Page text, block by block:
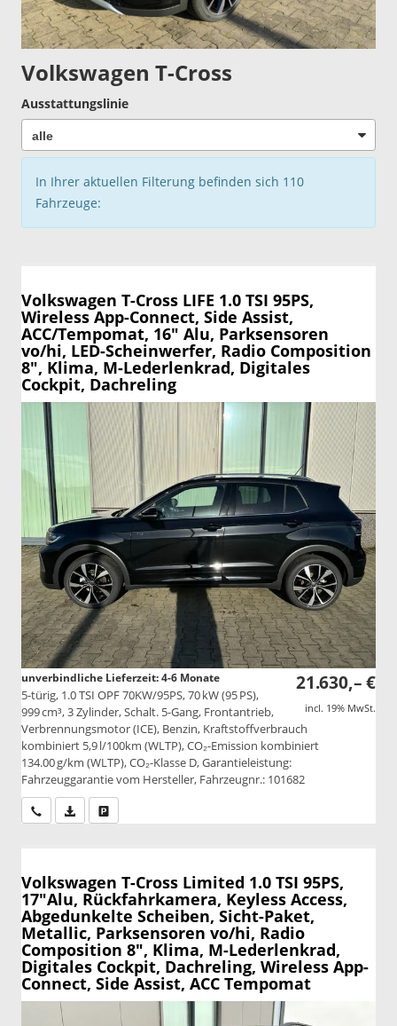
Volkswagen T-Cross
Ausstattungslinie
In Ihrer aktuellen Filterung befinden sich 110
Fahrzeuge:
Volkswagen T-Cross LIFE 1.0 TSI 95PS,
Wireless App-Connect, Side Assist,
ACC/Tempomat, 16" Alu, Parksensoren
vo/hi, LED-Scheinwerfer, Radio Composition
8", Klima, M-Lederlenkrad, Digitales
Cockpit, Dachreling
21.630,– €
incl. 19% MwSt.
unverbindliche Lieferzeit: 4-6 Monate
5-türig, 1.0 TSI OPF 70KW/95PS, 70 kW (95 PS),
999 cm³, 3 Zylinder, Schalt. 5-Gang, Frontantrieb,
Verbrennungsmotor (ICE), Benzin, Kraftstoffverbrauch
kombiniert 5,9 l/100km (WLTP), CO₂-Emission kombiniert
134.00 g/km (WLTP), CO₂-Klasse D, Garantieleistung:
Fahrzeuggarantie vom Hersteller, Fahrzeugnr.: 101682
Wir rufen Sie anPDF-Datei, Fahrzeugexposé drucken
Volkswagen T-Cross Limited 1.0 TSI 95PS,
17"Alu, Rückfahrkamera, Keyless Access,
Abgedunkelte Scheiben, Sicht-Paket,
Metallic, Parksensoren vo/hi, Radio
Composition 8", Klima, M-Lederlenkrad,
Digitales Cockpit, Dachreling, Wireless App-
Connect, Side Assist, ACC Tempomat